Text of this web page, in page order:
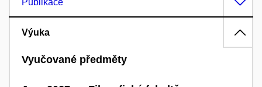
Publikace
Výuka
Vyučované předměty